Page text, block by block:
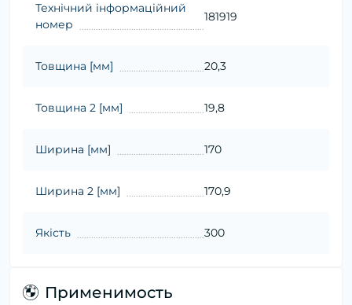
Технічний інформаційний
номер
181919
Товщина [мм] 20,3
Товщина 2 [мм] 19,8
Ширина [мм] 170
Ширина 2 [мм] 170,9
Якість 300
Применимость